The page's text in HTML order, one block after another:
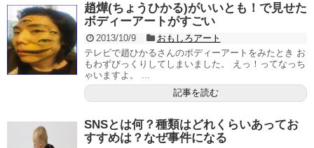
趙燁(ちょうひかる)がいいとも！で見せた
ボディーアートがすごい
2013/10/9
おもしろアート
テレビで趙ひかるさんのボディーアートをみたとき お
もわずびっくりしてしまいました。 えっ！ってなっち
ゃいますよ。 ...
記事を読む
SNSとは何？種類はどれくらいあってお
すすめは？なぜ事件になる